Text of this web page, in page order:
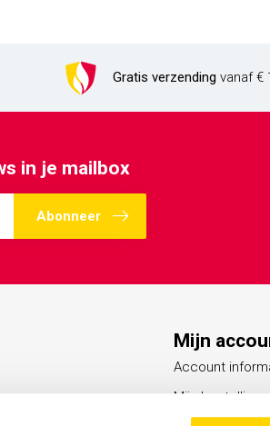
Gratis verzending vanaf €
in je mailbox
Abonneer
Mijn
Account
Mijn bestellingen